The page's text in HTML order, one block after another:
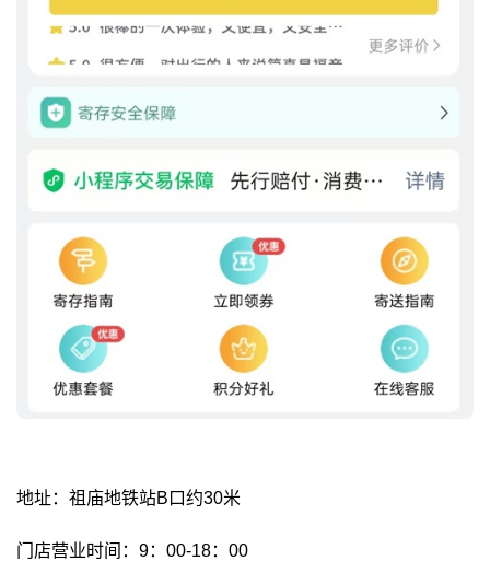
地址：祖庙地铁站B口约30米
门店营业时间：9：00-18：00